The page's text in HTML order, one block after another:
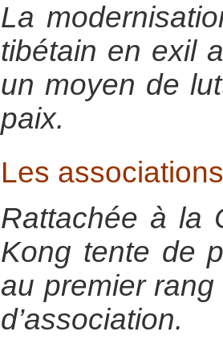
La
tibétain en exil
un moyen de
paix.
Les
Rattachée à la
Kong tente de
au premier rang
d’association.